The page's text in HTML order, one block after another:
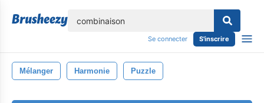
Se connecter S'inscrire
Mélanger Harmonie Puzzle